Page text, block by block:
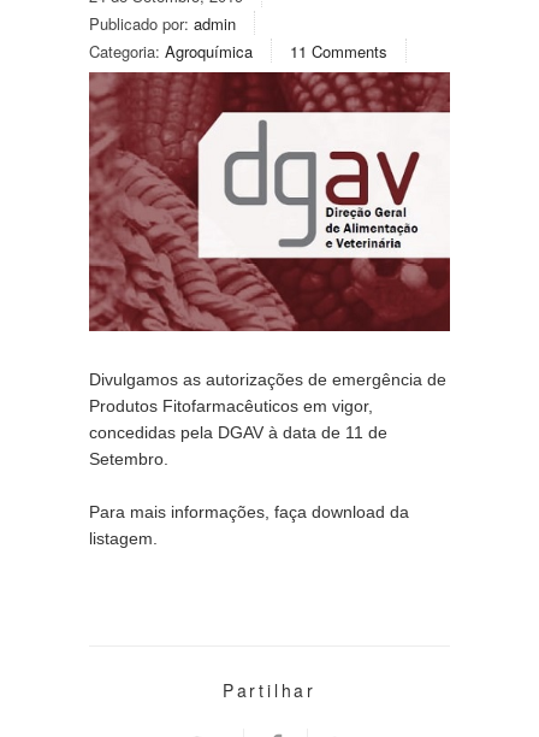
Publicado por: admin
Categoria: Agroquímica 11 Comments
Divulgamos as autorizações de emergência de
Produtos Fitofarmacêuticos em vigor,
concedidas pela DGAV à data de 11 de
Setembro.
Para mais informações, faça download da
listagem.
Partilhar